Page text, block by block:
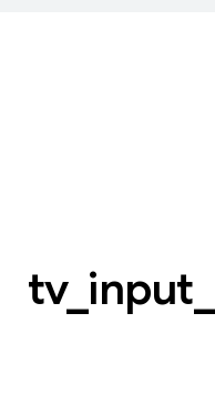
tv_ input